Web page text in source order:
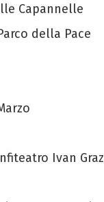
Capannelle
della Pace
Ivan